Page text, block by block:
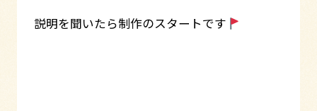
説明を聞いたら制作のスタートです